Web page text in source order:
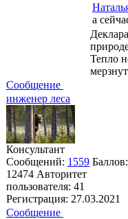
а
Тепло
Сообщение
инженер леса
Консультант
Сообщений: 1559 Баллов:
12474 Авторитет
пользователя: 41
Регистрация: 27.03.2021
Сообщение